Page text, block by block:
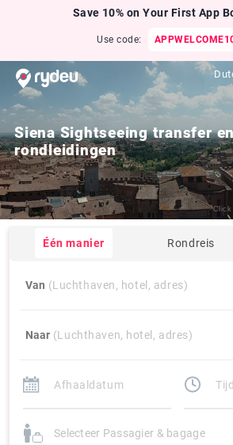
Save 10% on Your First App
Use code:
Siena Sightseeing transfer
rondleidingen
Click
Één manier Rondreis
Van (Luchthaven, hotel, adres)
Naar (Luchthaven, hotel, adres)
Selecteer Passagier & bagage